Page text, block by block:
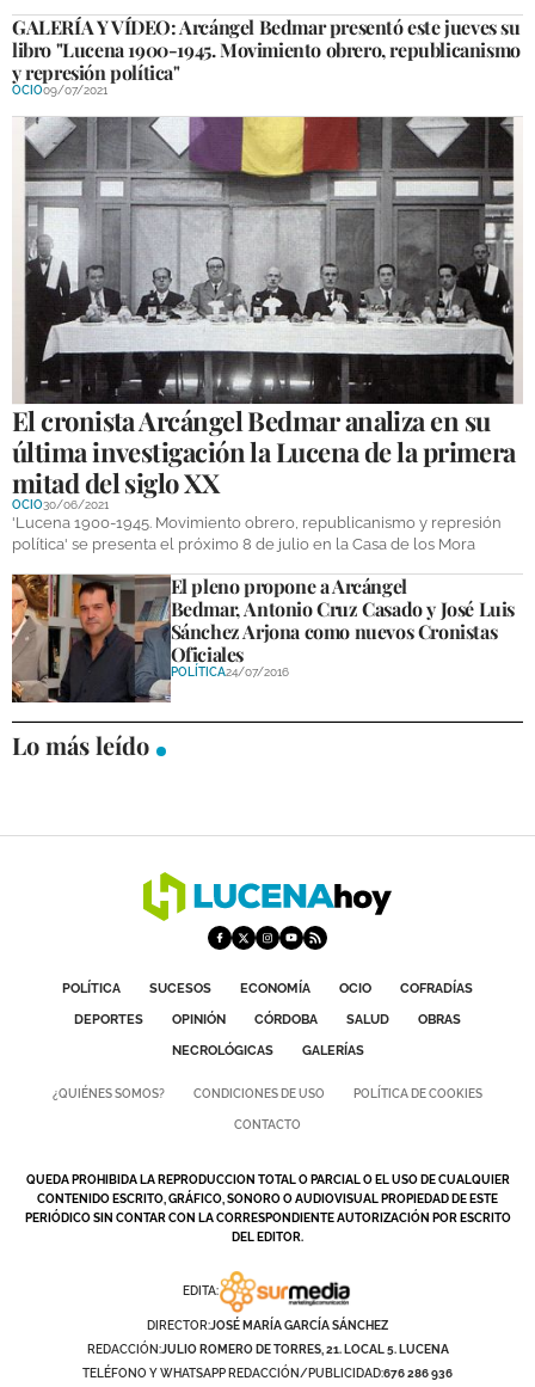
CÓRDOBA
PROVINCIA
SUBBÉTICA HOY
SALUD
OBRAS
NECROLÓGICAS
GALERÍAS
GALERÍA Y VÍDEO: Arcángel Bedmar presentó este jueves su
libro "Lucena 1900-1945. Movimiento obrero, republicanismo
y represión política"
OCIO09/07/2021
El cronista Arcángel Bedmar analiza en su
última investigación la Lucena de la primera
mitad del siglo XX
OCIO30/06/2021
'Lucena 1900-1945. Movimiento obrero, republicanismo y represión
política' se presenta el próximo 8 de julio en la Casa de los Mora
El pleno propone a Arcángel
Bedmar, Antonio Cruz Casado y José Luis
Sánchez Arjona como nuevos Cronistas
Oficiales
POLÍTICA24/07/2016
Lo más leído
POLÍTICA SUCESOS ECONOMÍA OCIO
COFRADÍAS
DEPORTES
OPINIÓN CÓRDOBA SALUD
OBRAS
NECROLÓGICAS
GALERÍAS
¿QUIÉNES SOMOS? CONDICIONES DE USO POLÍTICA DE COOKIES
CONTACTO
QUEDA PROHIBIDA LA REPRODUCCION TOTAL O PARCIAL O EL USO DE CUALQUIER
CONTENIDO ESCRITO, GRÁFICO, SONORO O AUDIOVISUAL PROPIEDAD DE ESTE
PERIÓDICO SIN CONTAR CON LA CORRESPONDIENTE AUTORIZACIÓN POR ESCRITO
DEL EDITOR.
EDITA:
DIRECTOR:JOSÉ MARÍA GARCÍA SÁNCHEZ
REDACCIÓN:JULIO ROMERO DE TORRES, 21. LOCAL 5. LUCENA
TELÉFONO Y WHATSAPP REDACCIÓN/PUBLICIDAD:676 286 936